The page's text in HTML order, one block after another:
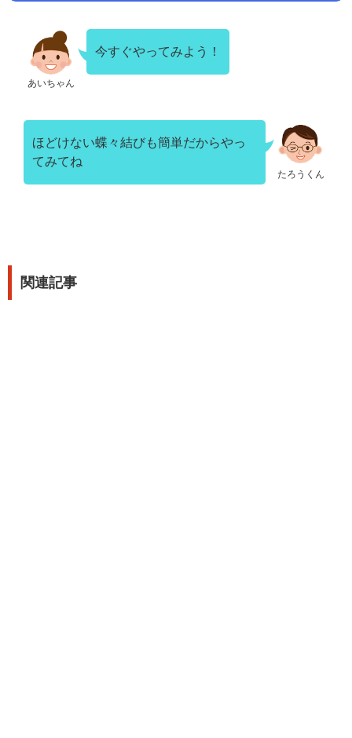
あいちゃん
今すぐやってみよう！
たろうくん
ほどけない蝶々結びも簡単だからやっ
てみてね
関連記事